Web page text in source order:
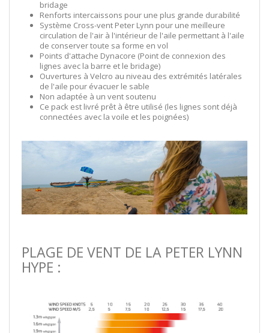
bridage
Renforts intercaissons pour une plus grande durabilité
Système Cross-vent Peter Lynn pour une meilleure
circulation de l'air à l'intérieur de l'aile permettant à l'aile
de conserver toute sa forme en vol
Points d'attache Dynacore (Point de connexion des
lignes avec la barre et le bridage)
Ouvertures à Velcro au niveau des extrémités latérales
de l'aile pour évacuer le sable
Non adaptée à un vent soutenu
Ce pack est livré prêt à être utilisé (les lignes sont déjà
connectées avec la voile et les poignées)
PLAGE DE VENT DE LA PETER LYNN
HYPE :